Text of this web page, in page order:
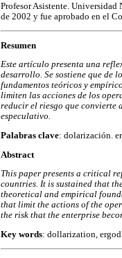
Profesor Asistente.
de 2002 y fue aprobado en el
Resumen
Este artículo presenta una
desarrollo. Se sostiene que de
fundamentos teóricos y
limiten las acciones de los
reducir el riesgo que convierte
especulativo.
Palabras clave: dolarización.
Abstract
This paper presents a critical
countries. It is sustained that
theoretical and empirical
that limit the actions of the
the risk that the enterprise
Key words: dollarization,